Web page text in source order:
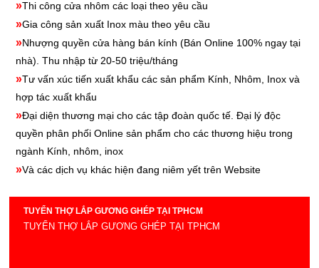
TUYỂN THỢ LẮP GƯƠNG GHÉP TẠI TPHCM
TUYỂN THỢ LẮP GƯƠNG GHÉP TẠI TPHCM
»Thi công cửa nhôm các loại theo yêu cầu
»Gia công sản xuất Inox màu theo yêu cầu
»Nhượng quyền cửa hàng bán kính (Bán Online 100% ngay tại
nhà). Thu nhập từ 20-50 triệu/tháng
»Tư vấn xúc tiến xuất khẩu các sản phẩm Kính, Nhôm, Inox và
hợp tác xuất khẩu
»Đại diện thương mại cho các tập đoàn quốc tế. Đại lý độc
quyền phân phối Online sản phẩm cho các thương hiệu trong
ngành Kính, nhôm, inox
»Và các dịch vụ khác hiện đang niêm yết trên Website